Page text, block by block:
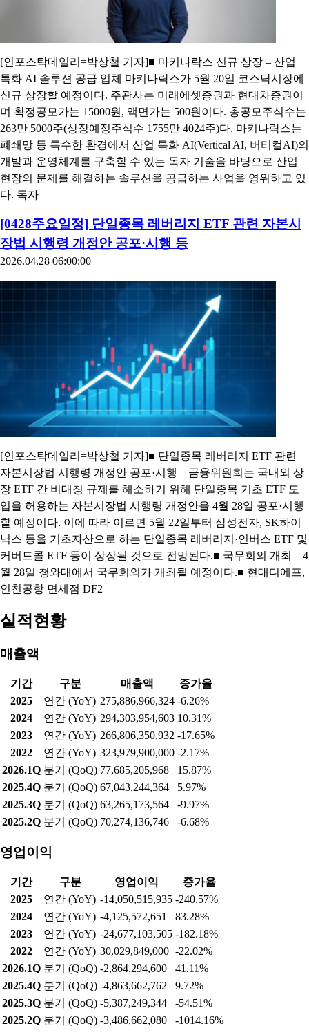
[인포스탁데일리=박상철 기자]■ 마키나락스 신규 상장 – 산업
특화 AI 솔루션 공급 업체 마키나락스가 5월 20일 코스닥시장에
신규 상장할 예정이다. 주관사는 미래에셋증권과 현대차증권이
며 확정공모가는 15000원, 액면가는 500원이다. 총공모주식수는
263만 5000주(상장예정주식수 1755만 4024주)다. 마키나락스는
폐쇄망 등 특수한 환경에서 산업 특화 AI(Vertical AI, 버티컬AI)의
개발과 운영체계를 구축할 수 있는 독자 기술을 바탕으로 산업
현장의 문제를 해결하는 솔루션을 공급하는 사업을 영위하고 있
다. 독자
[0428주요일정] 단일종목 레버리지 ETF 관련 자본시
장법 시행령 개정안 공포·시행 등
2026.04.28 06:00:00
[인포스탁데일리=박상철 기자]■ 단일종목 레버리지 ETF 관련
자본시장법 시행령 개정안 공포·시행 – 금융위원회는 국내외 상
장 ETF 간 비대칭 규제를 해소하기 위해 단일종목 기초 ETF 도
입을 허용하는 자본시장법 시행령 개정안을 4월 28일 공포·시행
할 예정이다. 이에 따라 이르면 5월 22일부터 삼성전자, SK하이
닉스 등을 기초자산으로 하는 단일종목 레버리지·인버스 ETF 및
커버드콜 ETF 등이 상장될 것으로 전망된다.■ 국무회의 개최 – 4
월 28일 청와대에서 국무회의가 개최될 예정이다.■ 현대디에프,
인천공항 면세점 DF2
실적현황
매출액
기간 구분 매출액
증가율
2025
연간 (YoY) 275,886,966,324 -6.26%
2024
연간 (YoY) 294,303,954,603 10.31%
2023
연간 (YoY) 266,806,350,932 -17.65%
2022
연간 (YoY) 323,979,900,000 -2.17%
2026.1Q 분기 (QoQ) 77,685,205,968
15.87%
2025.4Q 분기 (QoQ) 67,043,244,364
5.97%
2025.3Q 분기 (QoQ) 63,265,173,564
-9.97%
2025.2Q 분기 (QoQ) 70,274,136,746 -6.68%
영업이익
기간 구분 영업이익
증가율
2025
연간 (YoY) -14,050,515,935 -240.57%
2024
연간 (YoY) -4,125,572,651
83.28%
2023
연간 (YoY) -24,677,103,505 -182.18%
2022
연간 (YoY) 30,029,849,000 -22.02%
2026.1Q 분기 (QoQ) -2,864,294,600
41.11%
2025.4Q 분기 (QoQ) -4,863,662,762
9.72%
2025.3Q 분기 (QoQ) -5,387,249,344
-54.51%
2025.2Q 분기 (QoQ) -3,486,662,080 -1014.16%